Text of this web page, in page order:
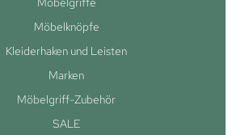
Möbelknöpfe
Kleiderhaken und Leisten
Marken
Möbelgriff-Zubehör
SALE